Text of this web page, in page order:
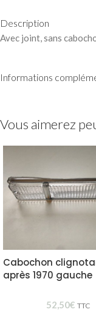
Description
Avec joint, sans
Informations
Vous aimerez
Cabochon
après 1970 gauche
52,50€ TTC